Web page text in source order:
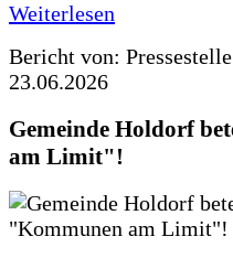
Weiterlesen
Bericht von:
23.06.2026
Gemeinde Holdorf
am Limit"!